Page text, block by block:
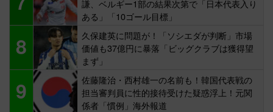
謙、ベルギー1部の結果次第で「日本代表入り
ある」「10ゴール目標」
8
久保建英に問題が！「ソシエダが判断」市場
価値も37億円に暴落「ビッグクラブは獲得望
まず」
9
佐藤隆治・西村雄一の名前も！韓国代表戦の
担当審判員に性的接待受けた疑惑浮上！元関
係者「慣例」海外報道